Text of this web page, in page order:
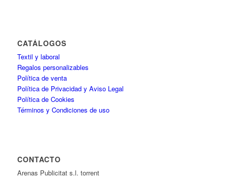
CATÁLOGOS
Textil y laboral
Regalos personalizables
Política de venta
Política de Privacidad y Aviso Legal
Política de Cookies
Términos y Condiciones de uso
CONTACTO
Arenas Publicitat s.l. torrent